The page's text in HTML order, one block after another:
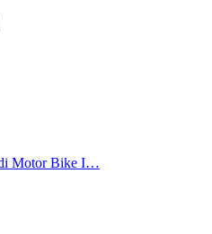
di Motor Bike I…